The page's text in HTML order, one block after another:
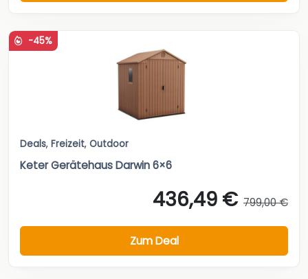
-45%
Deals, Freizeit, Outdoor
Keter Gerätehaus Darwin 6×6
436,49 € 799,00 €
Zum Deal